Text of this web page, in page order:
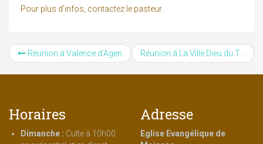
Pour plus d’infos, contactez le pasteur.
Réunion à Valence d’Agen Réunion à La Ville Dieu du Temple
Horaires
Dimanche : Culte à 10h00
Adresse
Eglise Evangélique de